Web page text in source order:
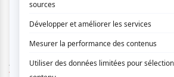
AUCUN COMMENTAIRE